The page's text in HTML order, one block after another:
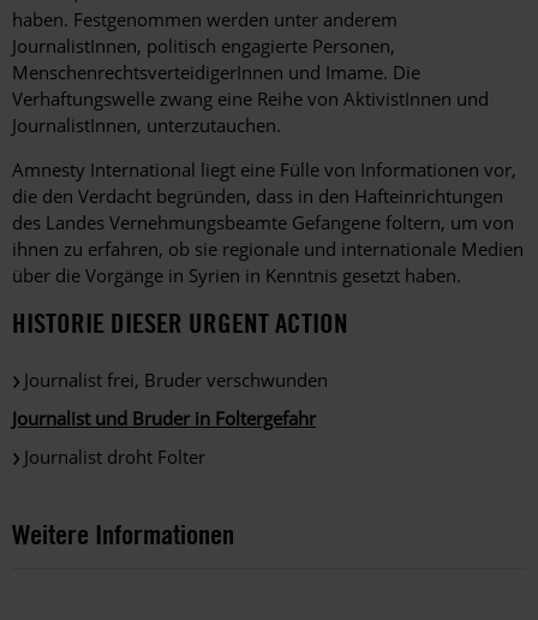
haben. Festgenommen werden unter anderem
JournalistInnen, politisch engagierte Personen,
MenschenrechtsverteidigerInnen und Imame. Die
Verhaftungswelle zwang eine Reihe von AktivistInnen und
JournalistInnen, unterzutauchen.
Amnesty International liegt eine Fülle von Informationen vor,
die den Verdacht begründen, dass in den Hafteinrichtungen
des Landes Vernehmungsbeamte Gefangene foltern, um von
ihnen zu erfahren, ob sie regionale und internationale Medien
über die Vorgänge in Syrien in Kenntnis gesetzt haben.
HISTORIE DIESER URGENT ACTION
Journalist frei, Bruder verschwunden
Journalist und Bruder in Foltergefahr
Journalist droht Folter
Weitere Informationen